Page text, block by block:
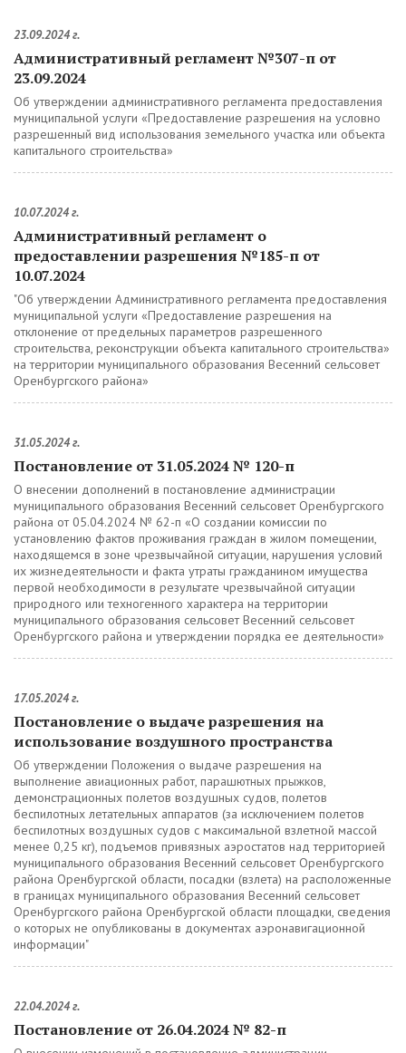
23.09.2024 г.
Административный регламент №307-п от
23.09.2024
Об утверждении административного регламента предоставления
муниципальной услуги «Предоставление разрешения на условно
разрешенный вид использования земельного участка или объекта
капитального строительства»
10.07.2024 г.
Административный регламент о
предоставлении разрешения №185-п от
10.07.2024
"Об утверждении Административного регламента предоставления
муниципальной услуги «Предоставление разрешения на
отклонение от предельных параметров разрешенного
строительства, реконструкции объекта капитального строительства»
на территории муниципального образования Весенний сельсовет
Оренбургского района»
31.05.2024 г.
Постановление от 31.05.2024 № 120-п
О внесении дополнений в постановление администрации
муниципального образования Весенний сельсовет Оренбургского
района от 05.04.2024 № 62-п «О создании комиссии по
установлению фактов проживания граждан в жилом помещении,
находящемся в зоне чрезвычайной ситуации, нарушения условий
их жизнедеятельности и факта утраты гражданином имущества
первой необходимости в результате чрезвычайной ситуации
природного или техногенного характера на территории
муниципального образования сельсовет Весенний сельсовет
Оренбургского района и утверждении порядка ее деятельности»
17.05.2024 г.
Постановление о выдаче разрешения на
использование воздушного пространства
Об утверждении Положения о выдаче разрешения на
выполнение авиационных работ, парашютных прыжков,
демонстрационных полетов воздушных судов, полетов
беспилотных летательных аппаратов (за исключением полетов
беспилотных воздушных судов с максимальной взлетной массой
менее 0,25 кг), подъемов привязных аэростатов над территорией
муниципального образования Весенний сельсовет Оренбургского
района Оренбургской области, посадки (взлета) на расположенные
в границах муниципального образования Весенний сельсовет
Оренбургского района Оренбургской области площадки, сведения
о которых не опубликованы в документах аэронавигационной
информации"
22.04.2024 г.
Постановление от 26.04.2024 № 82-п